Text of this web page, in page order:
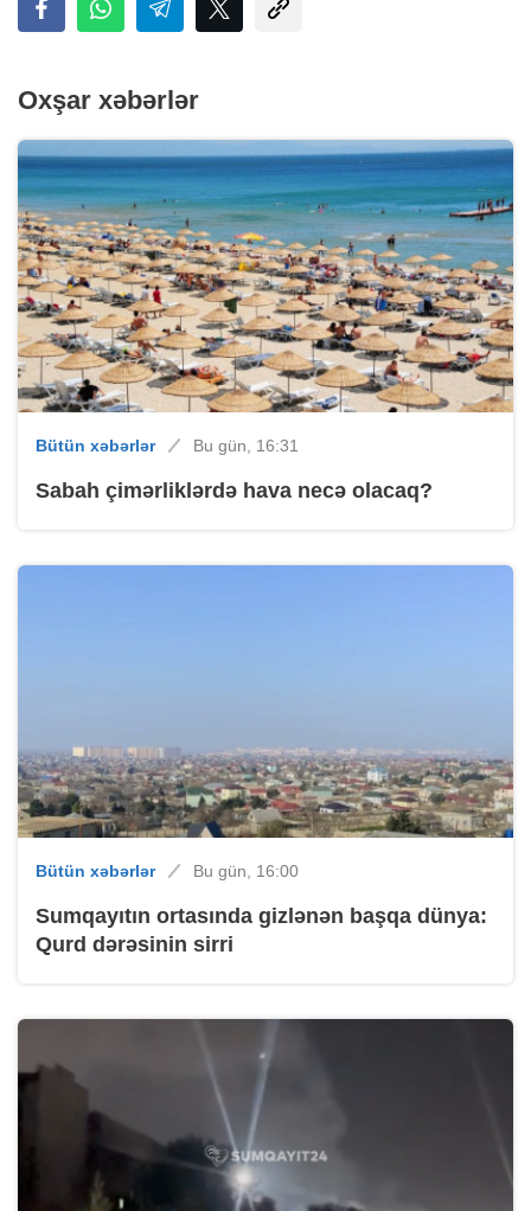
Oxşar xəbərlər
Bütün xəbərlər Bu gün, 16:31
Sabah çimərliklərdə hava necə olacaq?
Bütün xəbərlər Bu gün, 16:00
Sumqayıtın ortasında gizlənən başqa dünya:
Qurd dərəsinin sirri